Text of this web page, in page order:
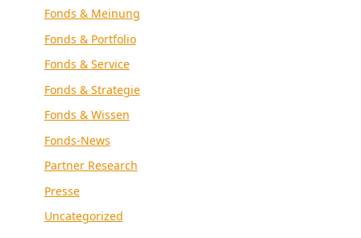
Fonds & Meinung
Fonds & Portfolio
Fonds & Service
Fonds & Strategie
Fonds & Wissen
Fonds-News
Partner Research
Presse
Uncategorized